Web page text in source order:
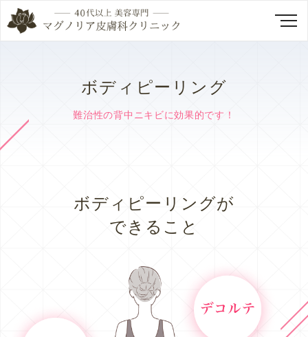
ボディピーリング
難治性の背中ニキビに効果的です！
ボディピーリングが
できること